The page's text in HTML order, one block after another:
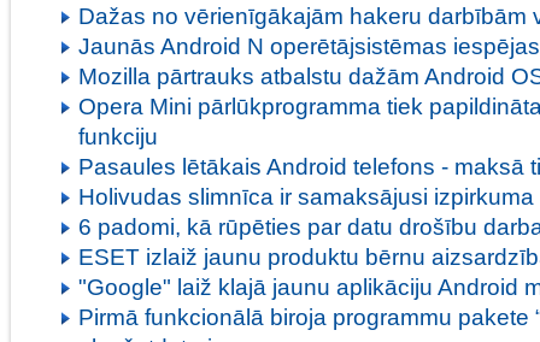
Dažas no vērienīgākajām hakeru darbībām
Jaunās Android N operētājsistēmas iespējas
Mozilla pārtrauks atbalstu dažām Android
Opera Mini pārlūkprogramma tiek
funkciju
Pasaules lētākais Android telefons - maksā
Holivudas slimnīca ir samaksājusi
6 padomi, kā rūpēties par datu drošību
ESET izlaiž jaunu produktu bērnu
"Google" laiž klajā jaunu aplikāciju Android
Pirmā funkcionālā biroja programmu pakete